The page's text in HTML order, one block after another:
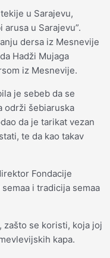
u Sarajevu,
u Sarajevu”.
dersa iz Mesnevije
Hadži Mujaga
iz Mesnevije.
je sebeb da se
održi šebiaruska
da je tarikat vezan
te da kao takav
Fondacije
i tradicija semaa
se koristi, koja joj
kapa.